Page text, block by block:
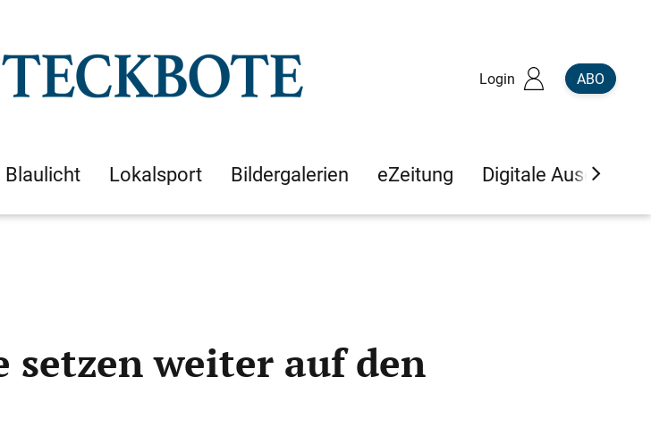
Login ABO
Blaulicht Lokalsport Bildergalerien eZeitung Digitale Ausgaben
weiter auf den